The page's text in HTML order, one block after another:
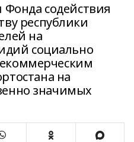
Фонда содействия
республики
на
социально
на
значимых